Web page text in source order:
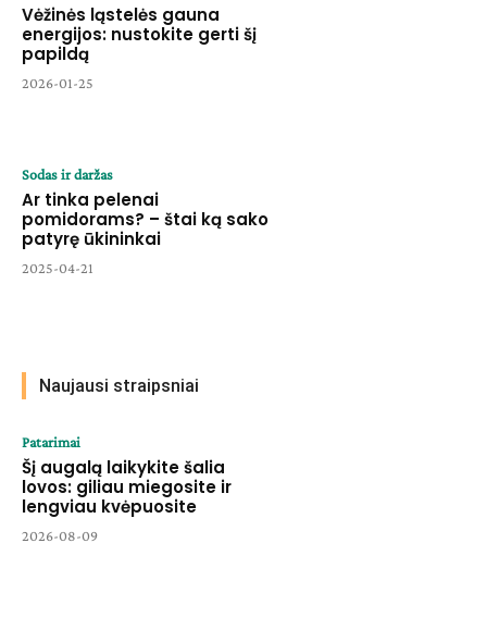
Vėžinės ląstelės gauna
energijos: nustokite gerti šį
papildą
2026-01-25
Sodas ir daržas
Ar tinka pelenai
pomidorams? – štai ką sako
patyrę ūkininkai
2025-04-21
Naujausi straipsniai
Patarimai
Šį augalą laikykite šalia
lovos: giliau miegosite ir
lengviau kvėpuosite
2026-08-09